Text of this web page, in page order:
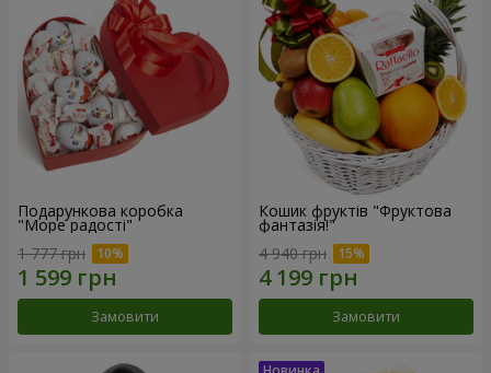
Подарункова коробка
"Море радості"
1 777 грн
Замовити
Кошик фруктів "Фруктова
фантазія!"
4 940 грн
Замовити